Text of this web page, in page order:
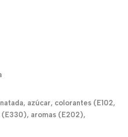
azúcar, colorantes (E102,
(E330), aromas (E202),